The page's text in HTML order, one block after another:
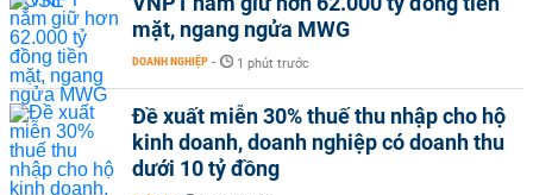
mặt, ngang ngửa MWG
DOANH NGHIỆP - 1 phút trước
Đề xuất miễn 30% thuế thu nhập cho hộ
kinh doanh, doanh nghiệp có doanh thu
dưới 10 tỷ đồng